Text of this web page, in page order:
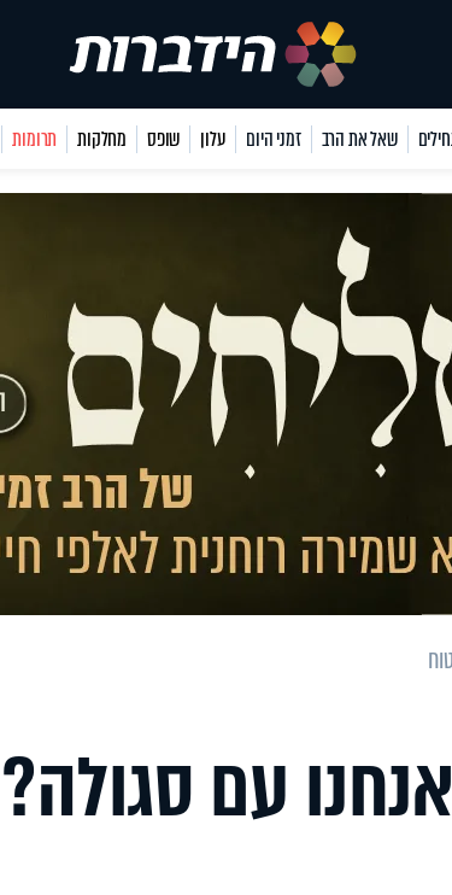
שאל את הרב זמני היום עלון שופס מחלקות תרומות
עם סגולה?